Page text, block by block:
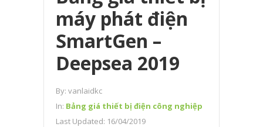
máy phát điện
SmartGen –
Deepsea 2019
By: vanlaidkc
In: Bảng giá thiết bị điện công nghiệp
Last Updated: 16/04/2019